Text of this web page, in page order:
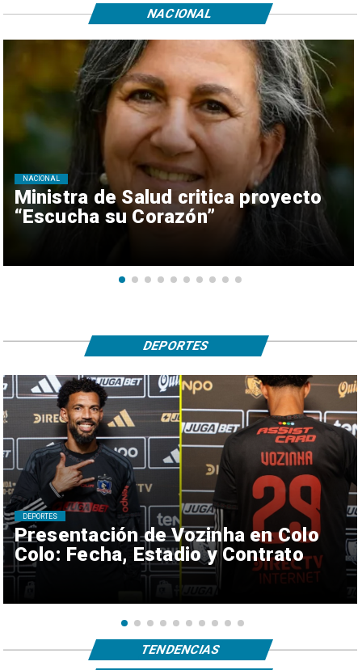
Ministra de Salud critica proyecto
“Escucha su Corazón”
NACIONAL
NACIONAL
Presentación de Vozinha en Colo
Colo: Fecha, Estadio y Contrato
DEPORTES
DEPORTES
TENDENCIAS